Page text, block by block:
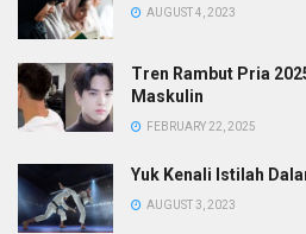
AUGUST 4, 2023
Tren Rambut Pria
Maskulin
FEBRUARY 22, 2025
Yuk Kenali Istilah
AUGUST 3, 2023